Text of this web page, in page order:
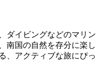
ダイビングなどのマリン
南国の自然を存分に楽し
、アクティブな旅にぴっ